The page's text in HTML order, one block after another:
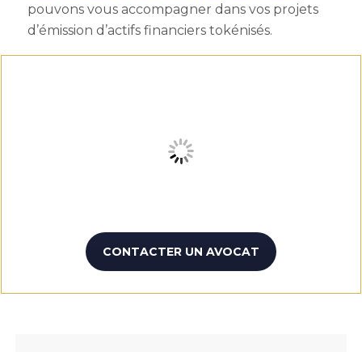
pouvons vous accompagner dans vos projets
d’émission d’actifs financiers tokénisés.
CONTACTER UN AVOCAT